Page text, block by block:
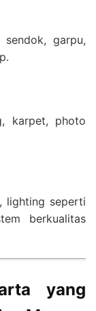
sendok, garpu,
karpet, photo
lighting seperti
berkualitas
yang